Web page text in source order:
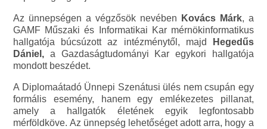
Az ünnepségen a végzősök nevében Kovács Márk, a
GAMF Műszaki és Informatikai Kar mérnökinformatikus
hallgatója búcsúzott az intézménytől, majd
Hegedűs
Dániel, a Gazdaságtudományi Kar egykori hallgatója
mondott beszédet.
A Diplomaátadó Ünnepi Szenátusi ülés nem csupán egy
formális esemény, hanem egy emlékezetes pillanat,
amely a hallgatók életének egyik legfontosabb
mérföldköve. Az ünnepség lehetőséget adott arra, hogy a